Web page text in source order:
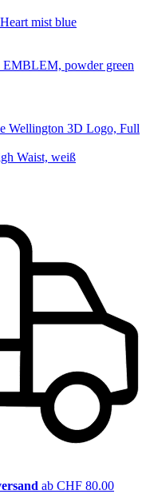
mist blue
powder green
Wellington 3D Logo, Full
Waist, weiß
ab CHF 80.00